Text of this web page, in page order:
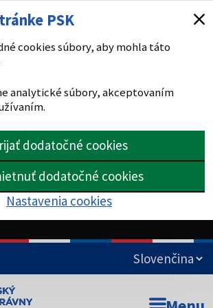
PSK
cookies súbory, aby mohla táto
analytické súbory, akceptovaním
dodatočné cookies
dodatočné cookies
Nastavenia cookies
oficiálna